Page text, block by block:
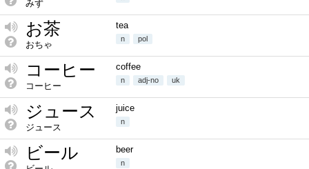
みず
お茶
おちゃ
tea
n pol
コーヒー
コーヒー
coffee
n adj-no uk
ジュース
ジュース
juice
n
ビール beer
n